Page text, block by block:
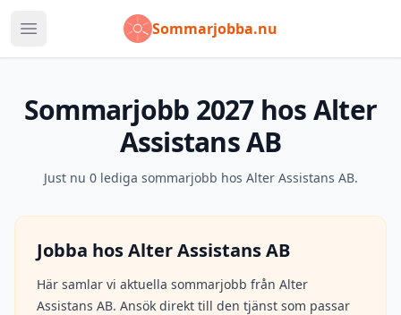
Öppna huvudmenySommarjobba.nu
Sommarjobb 2027hosAlter
Assistans AB
Just nu 0lediga sommarjobb hos Alter Assistans AB.
Jobba hosAlter Assistans AB
Här samlar vi aktuella sommarjobb från Alter
Assistans AB. Ansök direkt till den tjänst som passar